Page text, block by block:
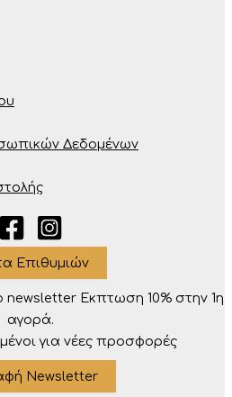
Δεδομένων
Επιθυμιών
Eκπτωση 10% στην 1η
αγορά.
για νέες προσφορές
Newsletter